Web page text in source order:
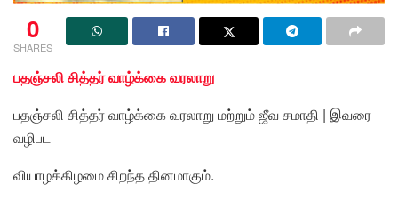
0
SHARES
பதஞ்சலி சித்தர் வாழ்க்கை வரலாறு
பதஞ்சலி சித்தர் வாழ்க்கை வரலாறு மற்றும் ஜீவ சமாதி | இவரை
வழிபட
வியாழக்கிழமை சிறந்த தினமாகும்.